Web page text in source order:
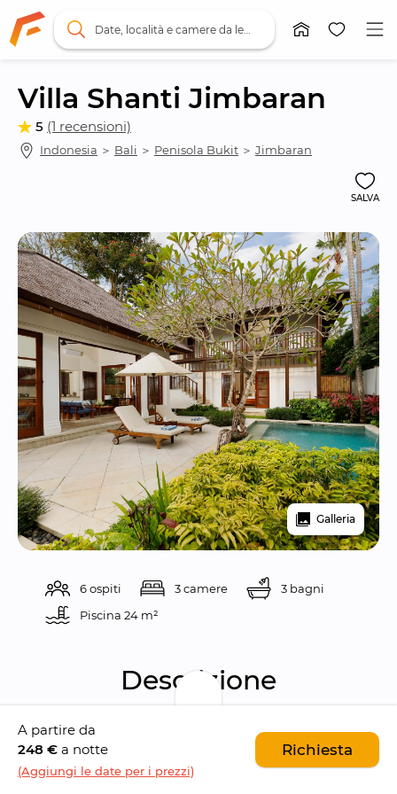
Villa Shanti Jimbaran
5 (1 recensioni)
Indonesia ＞ Bali ＞ Penisola Bukit ＞ Jimbaran
SALVA
Galleria
6 ospiti 3 camere
3 bagni
Piscina 24 m²
Descrizione
Immersa nel rigoglioso paradiso di Jimbaran,
Villa Shanti
fonde con eleganza lusso e
comfort, creando un rifugio idilliaco per
A partire da
248 € a notte
(Aggiungi le date per i prezzi)
Richiesta